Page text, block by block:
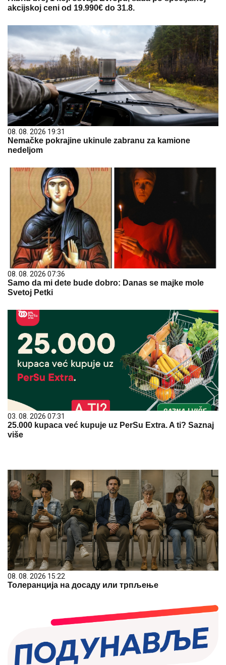
akcijskoj ceni od 19.990€ do 31.8.
08. 08. 2026 19:31
Nemačke pokrajine ukinule zabranu za kamione
nedeljom
08. 08. 2026 07:36
Samo da mi dete bude dobro: Danas se majke mole
Svetoj Petki
03. 08. 2026 07:31
25.000 kupaca već kupuje uz PerSu Extra. A ti? Saznaj
više
08. 08. 2026 15:22
Толеранција на досаду или трпљење